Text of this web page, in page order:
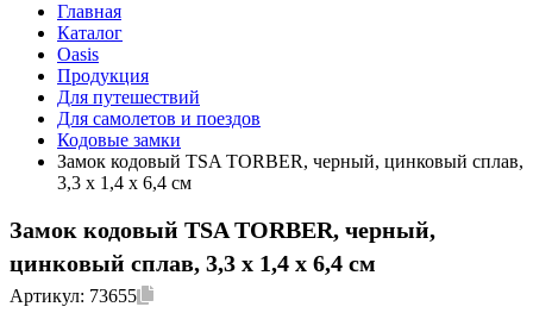
Главная
Каталог
Oasis
Продукция
Для путешествий
Для самолетов и поездов
Кодовые замки
Замок кодовый TSA TORBER, черный, цинковый сплав,
3,3 x 1,4 x 6,4 см
Замок кодовый TSA TORBER, черный,
цинковый сплав, 3,3 x 1,4 x 6,4 см
Артикул: 73655